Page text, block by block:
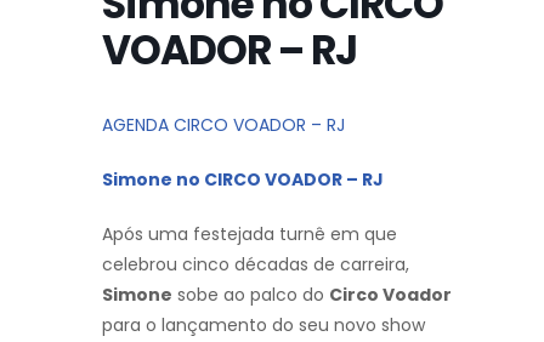
VOADOR – RJ
AGENDA CIRCO VOADOR – RJ
Simone no CIRCO VOADOR – RJ
Após uma festejada turnê em que
celebrou cinco décadas de carreira,
Simone sobe ao palco do Circo Voador
para o lançamento do seu novo show